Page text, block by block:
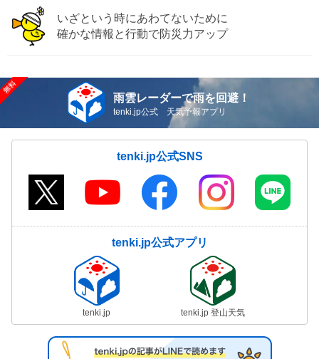
いざという時にあわてないために
確かな情報と行動で防災力アップ
雨雲レーダーで雨を回避！
tenki.jp公式 天気予報アプリ
tenki.jp公式SNS
tenki.jp公式アプリ
tenki.jp tenki.jp 登山天気